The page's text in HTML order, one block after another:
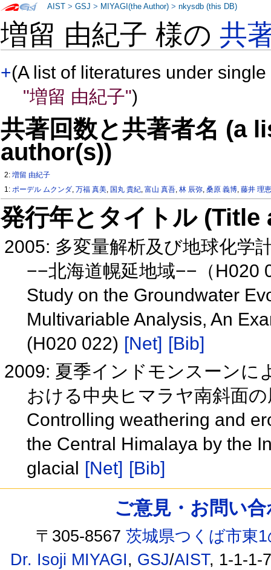
増留 由紀子 様の共
+(A list of literatures under
"増留 由紀子")
共著回数と共著者名 (a
author(s))
2:増留 由紀子
1:ポーデル ムクンダ,万福 真美, 国丸 貴紀,富山 真吾,林 辰弥,桑原 義博,藤井 理
発行年とタイトル
2005: 多変量解析及び地球化学
−−北海道幌延地域−−（H020
Study on the Groundwater
Multivariable Analysis, An
(H020 022) [Net] [Bib]
2009: 夏季インドモンスーンに
おける中央ヒマラヤ南斜面
Controlling weathering and
the Central Himalaya by the
glacial [Net] [Bib]
AIST >GSJ > MIYAGI(the Author) >nkysdb (this DB)
ご意見・お問い
〒305-8567茨城県つくば市東
Dr. Isoji MIYAGI, GSJ/AIST, 1-1-1-